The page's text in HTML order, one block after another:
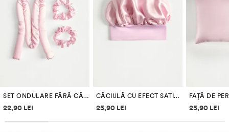
SET ONDULARE FĂRĂ CĂLDURĂ
Informații despre prețuri
22,90 LEI
CĂCIULĂ CU EFECT SATINAT
Informații despre prețuri
25,90 LEI 25,90 LEI